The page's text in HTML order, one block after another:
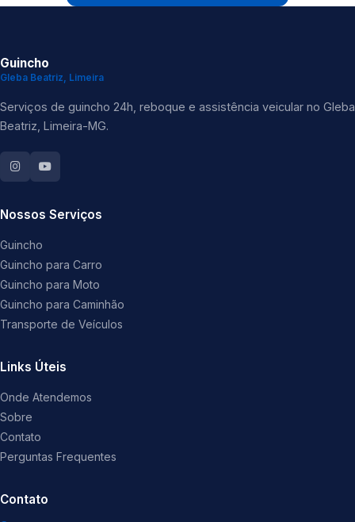
Guincho
Gleba Beatriz, Limeira
Serviços de guincho 24h, reboque e assistência veicular no Gleba
Beatriz, Limeira-MG.
Nossos Serviços
Guincho
Guincho para Carro
Guincho para Moto
Guincho para Caminhão
Transporte de Veículos
Links Úteis
Onde Atendemos
Sobre
Contato
Perguntas Frequentes
Contato